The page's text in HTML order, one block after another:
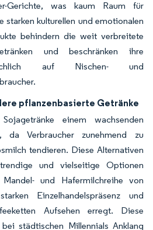
Gerichte, was kaum Raum für
starken kulturellen und emotionalen
behindern die weit verbreitete
und beschränken ihre
auf Nischen- und
pflanzenbasierte Getränke
einem wachsenden
da Verbraucher zunehmend zu
tendieren. Diese Alternativen
und vielseitige Optionen
und Hafermilchreihe von
Einzelhandelspräsenz und
Aufsehen erregt. Diese
städtischen Millennials Anklang